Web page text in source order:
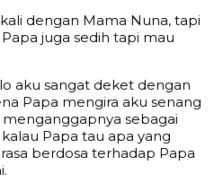
dengan Mama Nuna, tapi
juga sedih tapi mau
aku sangat deket dengan
Papa mengira aku senang
sebagai
Papa tau apa yang
berdosa terhadap Papa